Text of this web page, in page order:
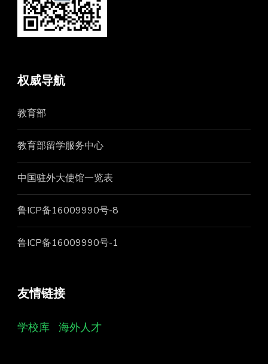
权威导航
教育部
教育部留学服务中心
中国驻外大使馆一览表
鲁ICP备16009990号-8
鲁ICP备16009990号-1
友情链接
学校库 海外人才